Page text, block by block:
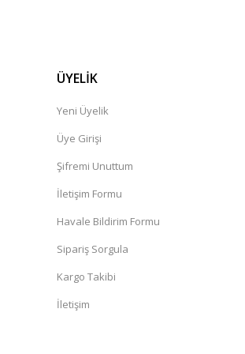
Güner Aydın | 19/10/2024
ÜYELİK
Yeni Üyelik
Üye Girişi
Şifremi Unuttum
İletişim Formu
Havale Bildirim Formu
Sipariş Sorgula
Kargo Takibi
İletişim